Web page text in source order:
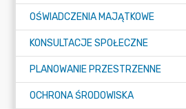
OŚWIADCZENIA MAJĄTKOWE
KONSULTACJE SPOŁECZNE
PLANOWANIE PRZESTRZENNE
OCHRONA ŚRODOWISKA